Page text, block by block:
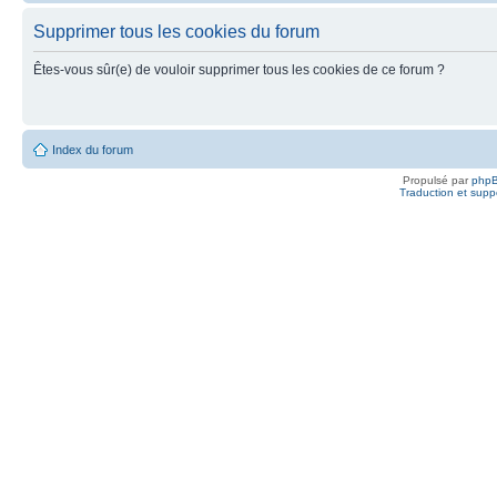
Supprimer tous les cookies du forum
Êtes-vous sûr(e) de vouloir supprimer tous les cookies de ce forum ?
Index du forum
Propulsé par
Traduction et